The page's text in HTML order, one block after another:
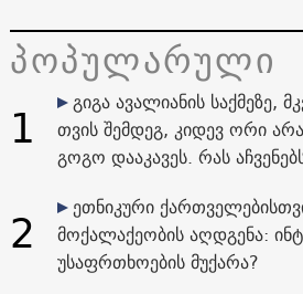
პოპულარული
1
გიგა ავალიანის საქმეზე,
თვის შემდეგ, კიდევ ორი
გოგო დააკავეს. რას
2
ეთნიკური
მოქალაქეობის აღდგენა:
უსაფრთხოების მუქარა?